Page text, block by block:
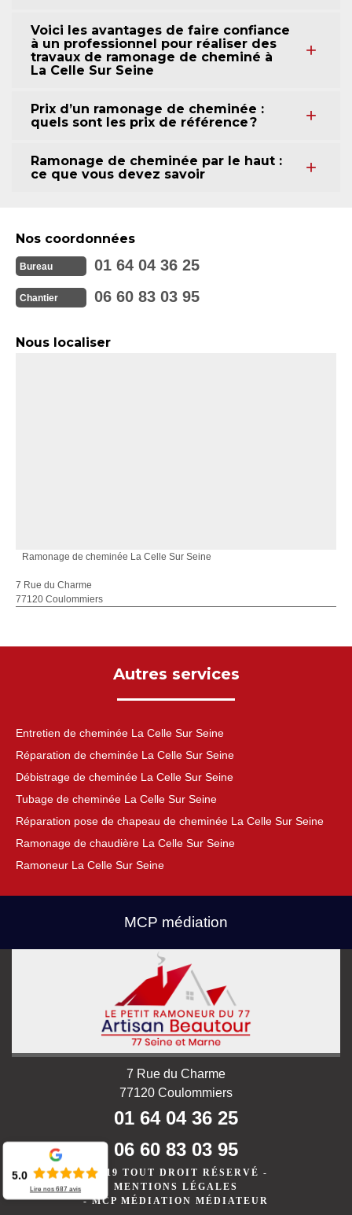
Voici les avantages de faire confiance
à un professionnel pour réaliser des
travaux de ramonage de cheminé à
La Celle Sur Seine
Prix d’un ramonage de cheminée :
quels sont les prix de référence ?
Ramonage de cheminée par le haut :
ce que vous devez savoir
Nos coordonnées
Bureau 01 64 04 36 25
Chantier 06 60 83 03 95
Nous localiser
Ramonage de cheminée La Celle Sur Seine
7 Rue du Charme
77120 Coulommiers
Autres services
Entretien de cheminée La Celle Sur Seine
Réparation de cheminée La Celle Sur Seine
Débistrage de cheminée La Celle Sur Seine
Tubage de cheminée La Celle Sur Seine
Réparation pose de chapeau de cheminée La Celle Sur Seine
Ramonage de chaudière La Celle Sur Seine
Ramoneur La Celle Sur Seine
MCP médiation
7 Rue du Charme
77120 Coulommiers
01 64 04 36 25
06 60 83 03 95
©2019 TOUT DROIT RÉSERVÉ -
MENTIONS LÉGALES
-MCP MÉDIATION MÉDIATEUR
5.0
Lire nos687 avis